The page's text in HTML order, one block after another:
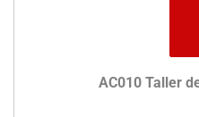
AC010 Taller